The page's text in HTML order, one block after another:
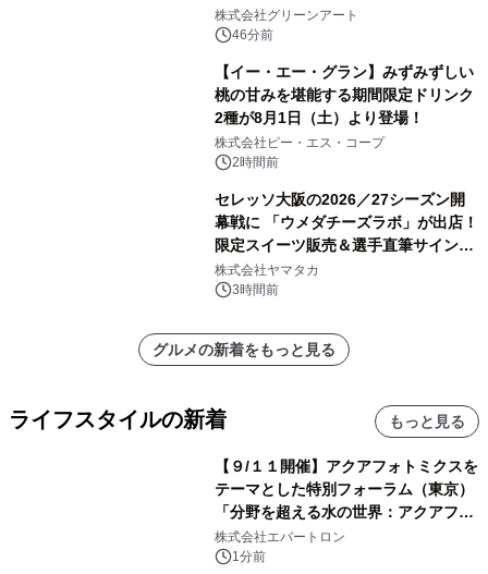
株式会社グリーンアート
46分前
【イー・エー・グラン】みずみずしい
桃の甘みを堪能する期間限定ドリンク
2種が8月1日（土）より登場！
株式会社ピー・エス・コープ
2時間前
セレッソ大阪の2026／27シーズン開
幕戦に 「ウメダチーズラボ」が出店！
限定スイーツ販売＆選手直筆サイング
ッズが当たる抽選会を 8月8日に開催
株式会社ヤマタカ
3時間前
グルメの新着をもっと見る
ライフスタイルの新着 もっと見る
【９/１１開催】アクアフォトミクスを
テーマとした特別フォーラム（東京）
「分野を超える水の世界：アクアフォ
トミクスが切り拓く新しい科学の地
平」を開催
株式会社エバートロン
1分前